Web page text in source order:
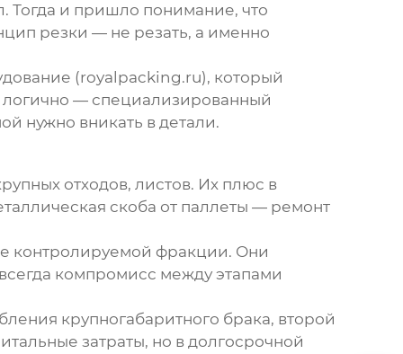
Тогда и пришло понимание, что
резки — не резать, а именно
(royalpacking.ru), который
логично — специализированный
нужно вникать в детали.
отходов, листов. Их плюс в
скоба от паллеты — ремонт
контролируемой фракции. Они
компромисс между этапами
крупногабаритного брака, второй
затраты, но в долгосрочной